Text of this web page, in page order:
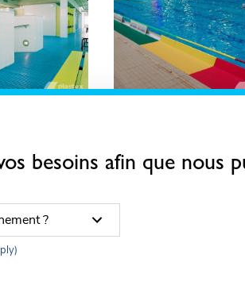
Matchs de
polo
besoins afin que nous
?